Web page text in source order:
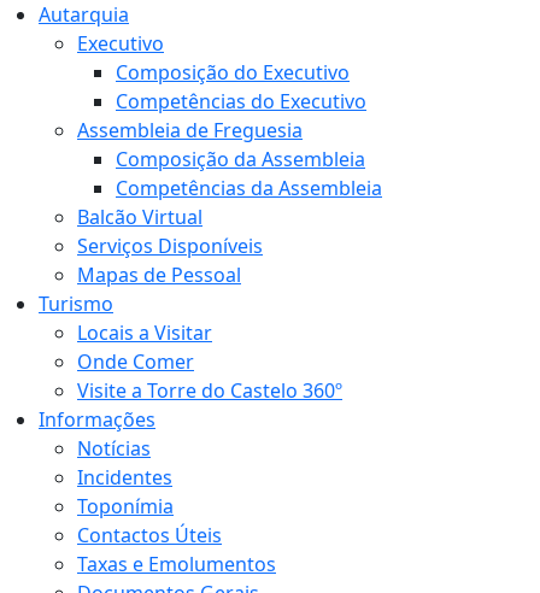
Autarquia
Executivo
Composição do Executivo
Competências do Executivo
Assembleia de Freguesia
Composição da Assembleia
Competências da Assembleia
Balcão Virtual
Serviços Disponíveis
Mapas de Pessoal
Turismo
Locais a Visitar
Onde Comer
Visite a Torre do Castelo 360º
Informações
Notícias
Incidentes
Toponímia
Contactos Úteis
Taxas e Emolumentos